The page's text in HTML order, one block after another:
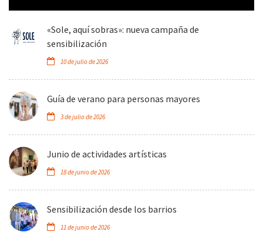
«Sole, aquí sobras»: nueva campaña de
sensibilización
10 de julio de 2026
Guía de verano para personas mayores
3 de julio de 2026
Junio de actividades artísticas
18 de junio de 2026
Sensibilización desde los barrios
11 de junio de 2026